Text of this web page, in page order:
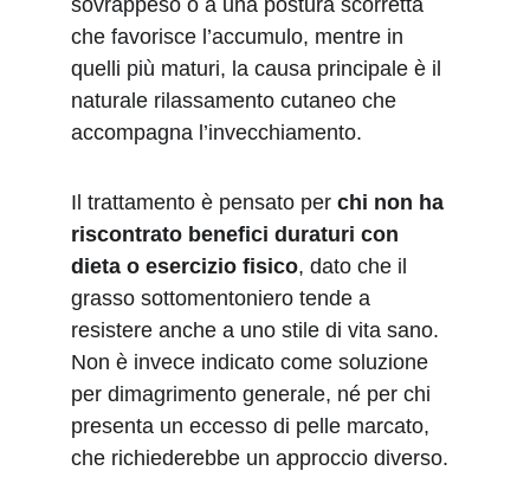
sovrappeso o a una postura scorretta
che favorisce l’accumulo, mentre in
quelli più maturi, la causa principale è il
naturale rilassamento cutaneo che
accompagna l’invecchiamento.
Il trattamento è pensato per chi non ha
riscontrato benefici duraturi con
dieta o esercizio fisico, dato che il
grasso sottomentoniero tende a
resistere anche a uno stile di vita sano.
Non è invece indicato come soluzione
per dimagrimento generale, né per chi
presenta un eccesso di pelle marcato,
che richiederebbe un approccio diverso.